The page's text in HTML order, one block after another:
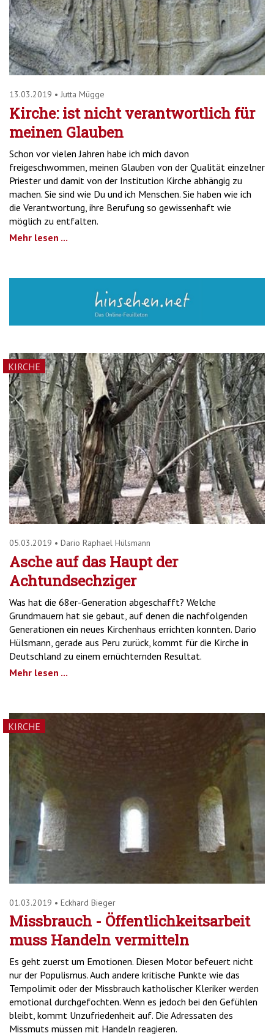
13.03.2019 • Jutta Mügge
Kirche: ist nicht verantwortlich für
meinen Glauben
Schon vor vielen Jahren habe ich mich davon
freigeschwommen, meinen Glauben von der Qualität einzelner
Priester und damit von der Institution Kirche abhängig zu
machen. Sie sind wie Du und ich Menschen. Sie haben wie ich
die Verantwortung, ihre Berufung so gewissenhaft wie
möglich zu entfalten.
Mehr lesen ...
KIRCHE
05.03.2019 • Dario Raphael Hülsmann
Asche auf das Haupt der
Achtundsechziger
Was hat die 68er-Generation abgeschafft? Welche
Grundmauern hat sie gebaut, auf denen die nachfolgenden
Generationen ein neues Kirchenhaus errichten konnten. Dario
Hülsmann, gerade aus Peru zurück, kommt für die Kirche in
Deutschland zu einem ernüchternden Resultat.
Mehr lesen ...
KIRCHE
01.03.2019 • Eckhard Bieger
Missbrauch - Öffentlichkeitsarbeit
muss Handeln vermitteln
Es geht zuerst um Emotionen. Diesen Motor befeuert nicht
nur der Populismus. Auch andere kritische Punkte wie das
Tempolimit oder der Missbrauch katholischer Kleriker werden
emotional durchgefochten. Wenn es jedoch bei den Gefühlen
bleibt, kommt Unzufriedenheit auf. Die Adressaten des
Missmuts müssen mit Handeln reagieren.